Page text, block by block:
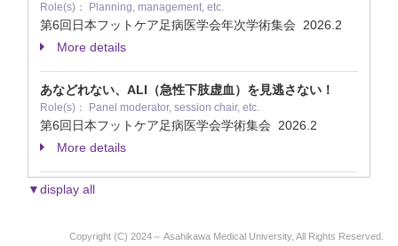
Role(s)： Planning, management, etc.
第6回日本フットケア足病医学会年次学術集会 2026.2
More details
あなどれない、ALI（急性下肢虚血）を見逃さない！
Role(s)： Panel moderator, session chair, etc.
第6回日本フットケア足病医学会学術集会 2026.2
More details
▼display all
Copyright (C) 2024～ Asahikawa Medical University, All Rights Reserved.